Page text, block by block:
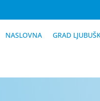
NASLOVNA GRAD